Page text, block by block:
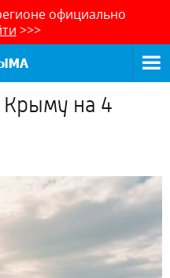
официально
>>>
Крыму на 4